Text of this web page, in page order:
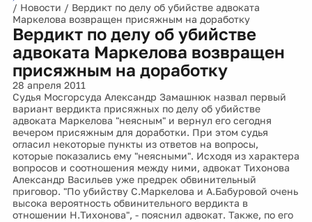
/ Новости / Вердикт по делу об убийстве адвоката
Маркелова возвращен присяжным на доработку
Вердикт по делу об убийстве
адвоката Маркелова возвращен
присяжным на доработку
28 апреля 2011
Судья Мосгорсуда Александр Замашнюк назвал первый
вариант вердикта присяжных по делу об убийстве
адвоката Маркелова "неясным" и вернул его сегодня
вечером присяжным для доработки. При этом судья
огласил некоторые пункты из ответов на вопросы,
которые показались ему "неясными". Исходя из характера
вопросов и соотношения между ними, адвокат Тихонова
Александр Васильев уже предрек обвинительный
приговор. "По убийству С.Маркелова и А.Бабуровой очень
высока вероятность обвинительного вердикта в
отношении Н.Тихонова", - пояснил адвокат. Также, по его